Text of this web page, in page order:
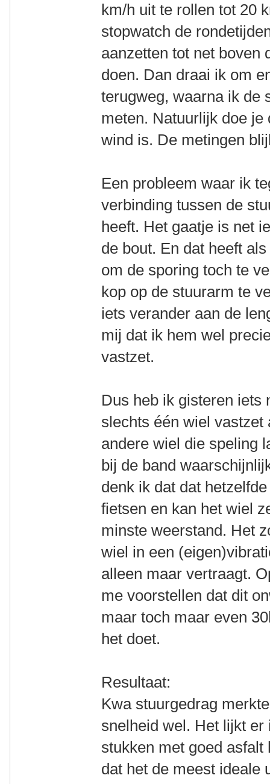
km/h uit te rollen tot 20
stopwatch de
aanzetten tot net boven
doen. Dan draai ik om
terugweg, waarna ik de
meten. Natuurlijk doe
wind is. De metingen
Een probleem waar ik
verbinding tussen de
heeft. Het gaatje is net
de bout. En dat heeft
om de sporing toch te
kop op de stuurarm te
iets verander aan de
mij dat ik hem wel
vastzet.
Dus heb ik gisteren iets
slechts één wiel
andere wiel die speling
bij de band
denk ik dat dat
fietsen en kan het wiel
minste weerstand. Het
wiel in een
alleen maar vertraagt.
me voorstellen dat dit
maar toch maar even
het doet.
Resultaat:
Kwa stuurgedrag
snelheid wel. Het lijkt
stukken met goed
dat het de meest ideale